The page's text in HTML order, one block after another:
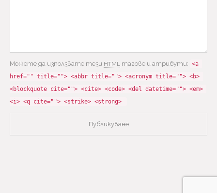
Можете да използвате тези HTML тагове и атрибути: <a
href="" title=""> <abbr title=""> <acronym title=""> <b>
<blockquote cite=""> <cite> <code> <del datetime=""> <em>
<i> <q cite=""> <strike> <strong>